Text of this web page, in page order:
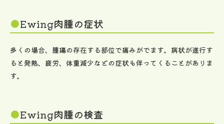
Ewing肉腫の症状
多くの場合、腫瘍の存在する部位で痛みがでます。病状が進行す
ると発熱、疲労、体重減少などの症状も伴ってくることがありま
す。
Ewing肉腫の検査